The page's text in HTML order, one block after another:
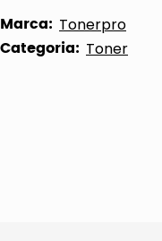
Marca: Tonerpro
Categoria: Toner